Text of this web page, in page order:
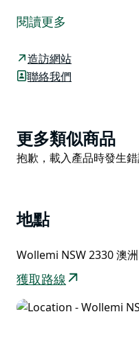
景色、漫步或享用午餐
有無障礙設施，是老少
從觀景台出發，您可以
步至傑米森谷。這裡也
如果您精力充沛，可以
喜歡悠閒漫步，可以沿
台，欣賞令人嘆為觀止
閱讀更多
造訪網站
聯絡我們
Product
List
更多類似商品
Product
抱歉，載入產品時發生錯
地點
Wollemi NSW 2330 澳洲
獲取路線